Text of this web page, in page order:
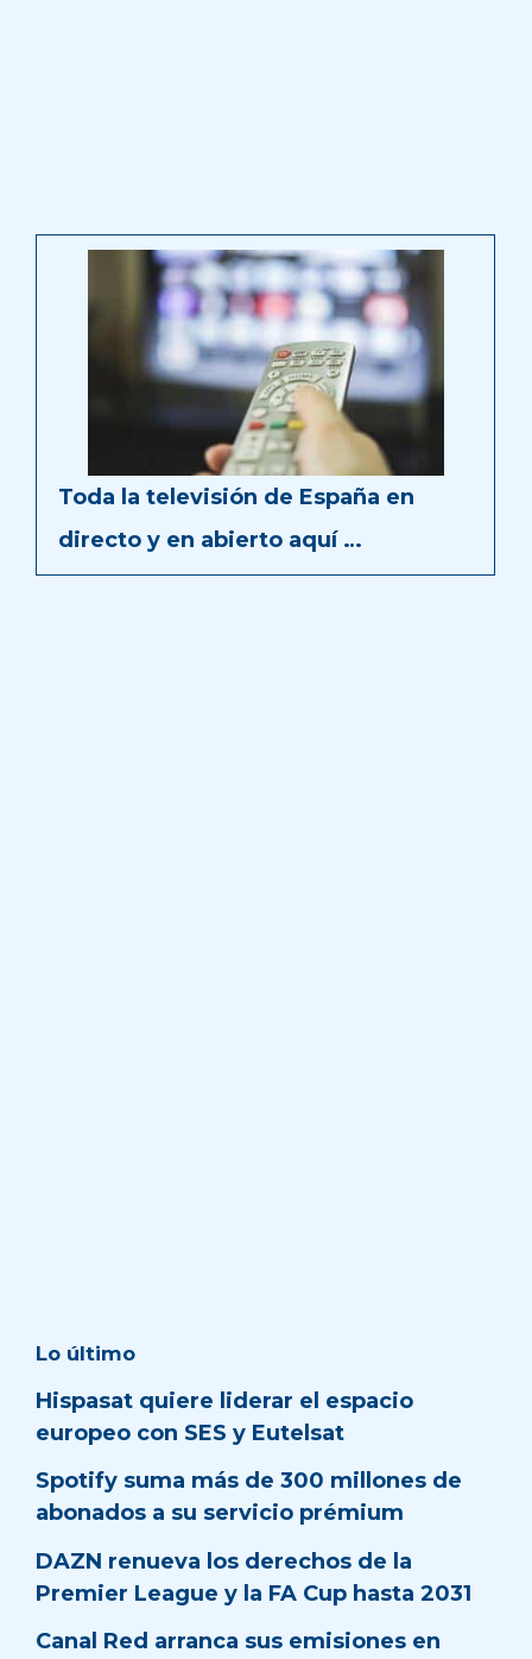
Toda la televisión de España en
directo y en abierto aquí …
Lo último
Hispasat quiere liderar el espacio
europeo con SES y Eutelsat
Spotify suma más de 300 millones de
abonados a su servicio prémium
DAZN renueva los derechos de la
Premier League y la FA Cup hasta 2031
Canal Red arranca sus emisiones en